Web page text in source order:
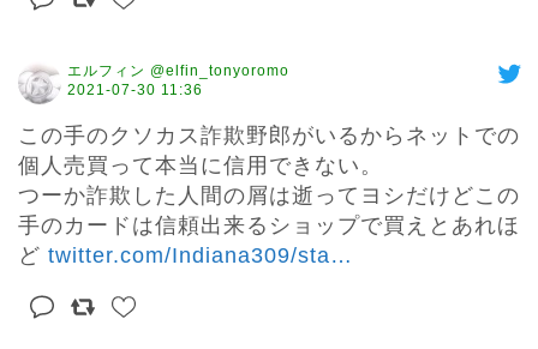
エルフィン @elfin_tonyoromo
2021-07-30 11:36
この手のクソカス詐欺野郎がいるからネットでの
個人売買って本当に信用できない。
つーか詐欺した人間の屑は逝ってヨシだけどこの
手のカードは信頼出来るショップで買えとあれほ
ど twitter.com/Indiana309/sta…